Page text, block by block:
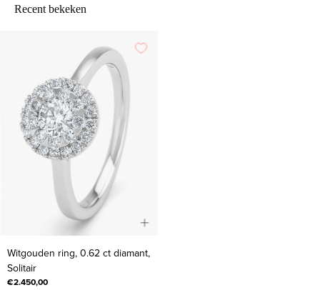
Recent bekeken
ring,
Witgouden ring, 0.62 ct diamant,
Solitair
€2.450,00